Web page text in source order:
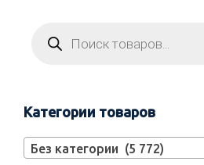
Категории товаров
Без категории (5 772)